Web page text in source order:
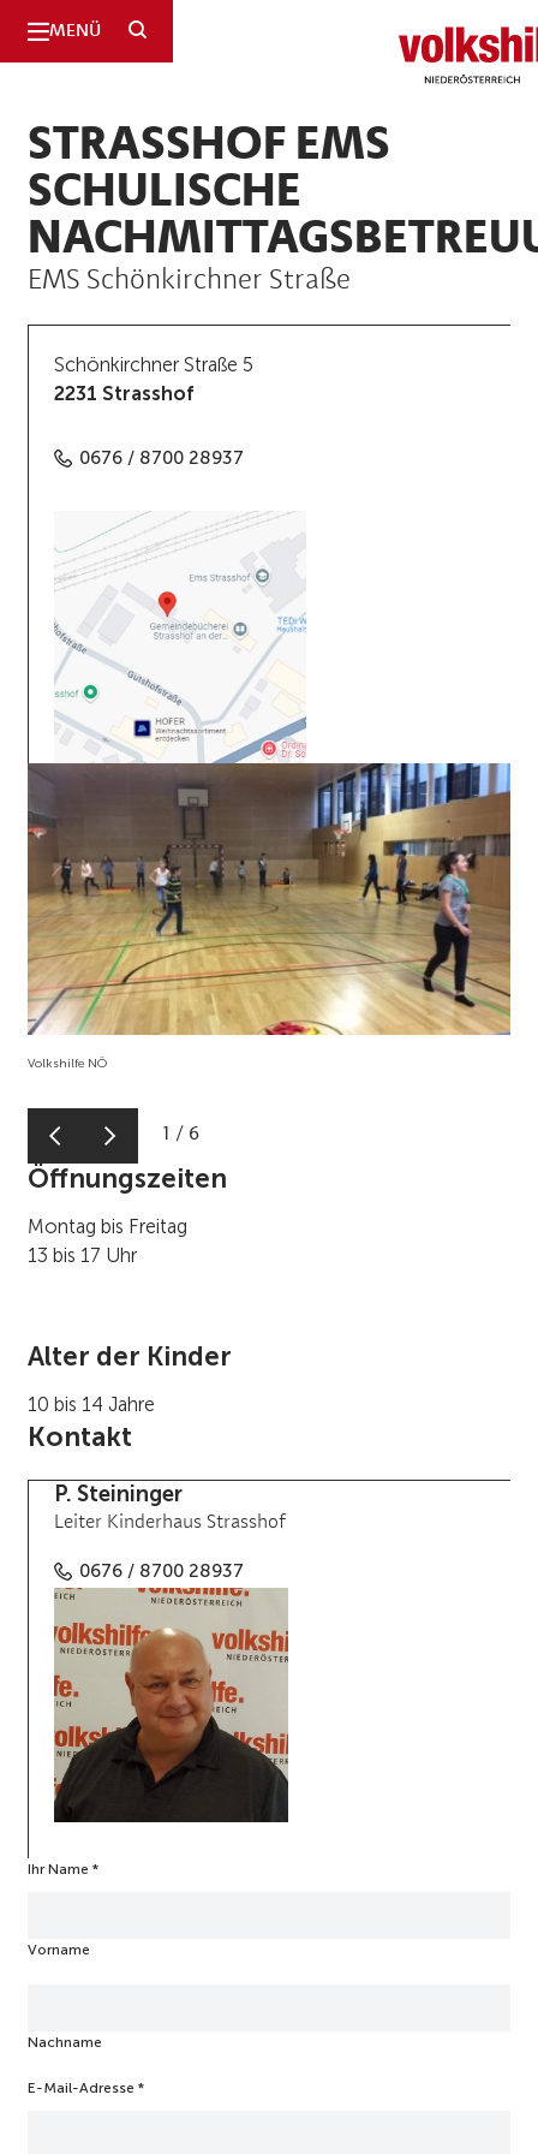
MENÜ SUCHE
STRASSHOF EMS
SCHULISCHE
EMS Schönkirchner Straße
Schönkirchner Straße 5
2231 Strasshof
0676 / 8700 28937
Volkshilfe NÖ
1 / 6
Öffnungszeiten
Montag bis Freitag
13 bis 17 Uhr
Alter der Kinder
10 bis 14 Jahre
Kontakt
P. Steininger
Leiter Kinderhaus Strasshof
0676 / 8700 28937
Ihr Name *
Vorname
Nachname
E-Mail-Adresse *
a
r